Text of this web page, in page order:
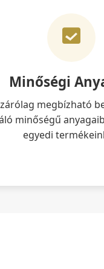
Minőségi
megbízható
minőségű
egyedi